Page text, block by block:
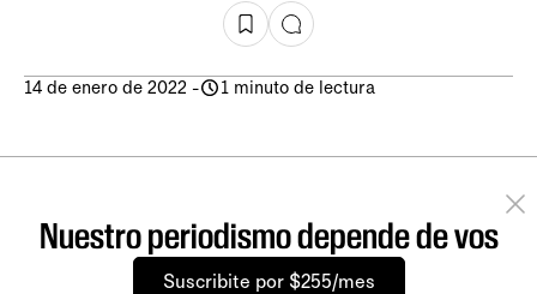
14 de enero de 2022 - 1 minuto de lectura
Nuestro periodismo depende de vos
Suscribite por $255/mes